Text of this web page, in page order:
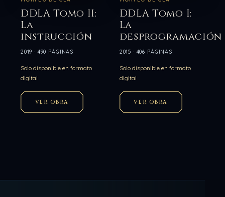
DDLA Tomo II:
La
instrucción
2019 · 490 PÁGINAS
Solo disponible en formato
digital
VER OBRA
DDLA Tomo I:
La
desprogramación
2015 · 406 PÁGINAS
Solo disponible en formato
digital
VER OBRA